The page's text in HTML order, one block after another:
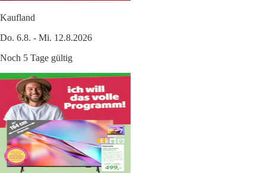
Kaufland
Do. 6.8. - Mi. 12.8.2026
Noch 5 Tage gültig